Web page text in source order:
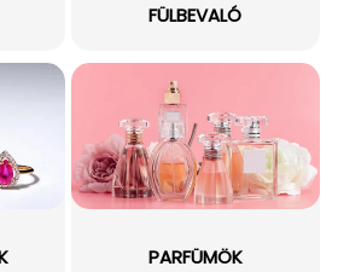
FÜLBEVALÓ
PARFÜMÖK